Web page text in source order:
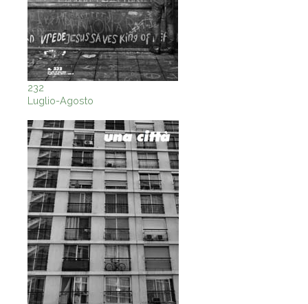
232
Luglio-Agosto